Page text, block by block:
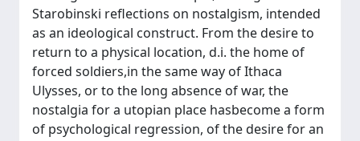
Starobinski reflections on nostalgism, intended
as an ideological construct. From the desire to
return to a physical location, d.i. the home of
forced soldiers,in the same way of Ithaca
Ulysses, or to the long absence of war, the
nostalgia for a utopian place hasbecome a form
of psychological regression, of the desire for an